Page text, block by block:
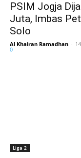
PSIM Jogja
Juta, Imbas
Solo
Al Khairan Ramadhan -
0
Liga 2